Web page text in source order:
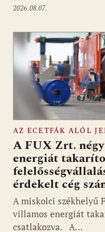
2026.08.07.
AZ ECETFÁK ALÓL
A FUX Zrt.
energiát
érdekelt cég
A miskolci székhelyű
villamos energiát
csatlakozva. A…